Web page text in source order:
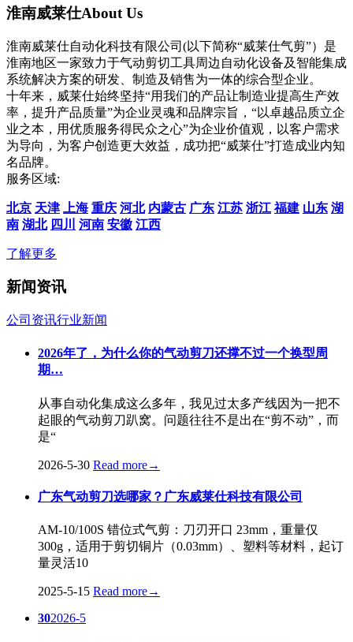
淮南威莱仕About Us
淮南威莱仕自动化科技有限公司(以下简称“威莱仕气剪”）是
淮南地区一家致力于气动剪切工具周边自动化设备及智能集成
系统解决方案的研发、制造及销售为一体的综合型企业。
十年来，威莱仕始终坚持“用我们的产品让制造业提高生产效
率，提升产品质量”为企业灵魂和品牌宗旨，“以卓越品质立企
业之本，用优质服务得民众之心”为企业价值观，以客户需求
为导向，为客户创造更大效益，成功把“威莱仕”打造成业内知
名品牌。
服务区域:
北京 天津 上海 重庆 河北 内蒙古 广东 江苏 浙江 福建 山东 湖
南 湖北 四川 河南 安徽 江西
了解更多
新闻资讯
公司资讯行业新闻
2026年了，为什么你的气动剪刀还撑不过一个换型周
期…
从事自动化集成这么多年，我见过太多产线因为一把不
起眼的气动剪刀趴窝。问题往往不是出在“剪不动”，而
是“
2026-5-30 Read more→
广东气动剪刀选哪家？广东威莱仕科技有限公司
AM-10/100S 错位式气剪：刀刃开口 23mm，重量仅
300g，适用于剪切铜片（0.03mm）、塑料等材料，起订
量灵活10
2025-5-15 Read more→
302026-5